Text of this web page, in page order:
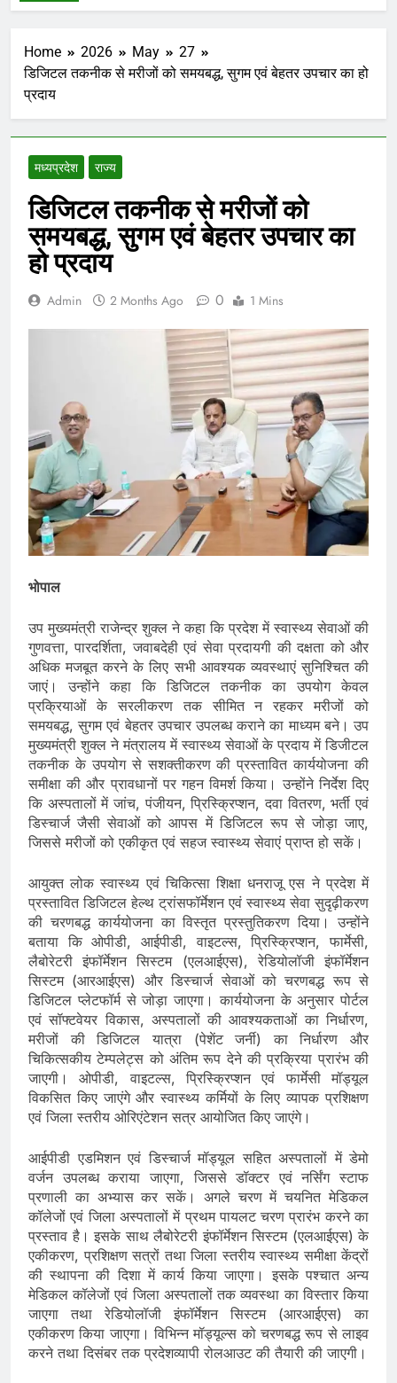
Home 2026 May
27
डिजिटल तकनीक से मरीजों को समयबद्ध, सुगम एवं बेहतर उपचार का हो
प्रदाय
मध्‍यप्रदेश राज्य
डिजिटल तकनीक से मरीजों को
समयबद्ध, सुगम एवं बेहतर उपचार का
हो प्रदाय
Admin 2 Months Ago 0 1 Mins
भोपाल
उप मुख्यमंत्री राजेन्द्र शुक्ल ने कहा कि प्रदेश में स्वास्थ्य सेवाओं की
गुणवत्ता, पारदर्शिता, जवाबदेही एवं सेवा प्रदायगी की दक्षता को और
अधिक मजबूत करने के लिए सभी आवश्यक व्यवस्थाएं सुनिश्चित की
जाएं। उन्होंने कहा कि डिजिटल तकनीक का उपयोग केवल
प्रक्रियाओं के सरलीकरण तक सीमित न रहकर मरीजों को
समयबद्ध, सुगम एवं बेहतर उपचार उपलब्ध कराने का माध्यम बने। उप
मुख्यमंत्री शुक्ल ने मंत्रालय में स्वास्थ्य सेवाओं के प्रदाय में डिजीटल
तकनीक के उपयोग से सशक्तीकरण की प्रस्तावित कार्ययोजना की
समीक्षा की और प्रावधानों पर गहन विमर्श किया। उन्होंने निर्देश दिए
कि अस्पतालों में जांच, पंजीयन, प्रिस्क्रिप्शन, दवा वितरण, भर्ती एवं
डिस्चार्ज जैसी सेवाओं को आपस में डिजिटल रूप से जोड़ा जाए,
जिससे मरीजों को एकीकृत एवं सहज स्वास्थ्य सेवाएं प्राप्त हो सकें।
आयुक्त लोक स्वास्थ्य एवं चिकित्सा शिक्षा धनराजू एस ने प्रदेश में
प्रस्तावित डिजिटल हेल्थ ट्रांसफॉर्मेशन एवं स्वास्थ्य सेवा सुदृढ़ीकरण
की चरणबद्ध कार्ययोजना का विस्तृत प्रस्तुतिकरण दिया। उन्होंने
बताया कि ओपीडी, आईपीडी, वाइटल्स, प्रिस्क्रिप्शन, फार्मेसी,
लैबोरेटरी इंफॉर्मेशन सिस्टम (एलआईएस), रेडियोलॉजी इंफॉर्मेशन
सिस्टम (आरआईएस) और डिस्चार्ज सेवाओं को चरणबद्ध रूप से
डिजिटल प्लेटफॉर्म से जोड़ा जाएगा। कार्ययोजना के अनुसार पोर्टल
एवं सॉफ्टवेयर विकास, अस्पतालों की आवश्यकताओं का निर्धारण,
मरीजों की डिजिटल यात्रा (पेशेंट जर्नी) का निर्धारण और
चिकित्सकीय टेम्पलेट्स को अंतिम रूप देने की प्रक्रिया प्रारंभ की
जाएगी। ओपीडी, वाइटल्स, प्रिस्क्रिप्शन एवं फार्मेसी मॉड्यूल
विकसित किए जाएंगे और स्वास्थ्य कर्मियों के लिए व्यापक प्रशिक्षण
एवं जिला स्तरीय ओरिएंटेशन सत्र आयोजित किए जाएंगे।
आईपीडी एडमिशन एवं डिस्चार्ज मॉड्यूल सहित अस्पतालों में डेमो
वर्जन उपलब्ध कराया जाएगा, जिससे डॉक्टर एवं नर्सिंग स्टाफ
प्रणाली का अभ्यास कर सकें। अगले चरण में चयनित मेडिकल
कॉलेजों एवं जिला अस्पतालों में प्रथम पायलट चरण प्रारंभ करने का
प्रस्ताव है। इसके साथ लैबोरेटरी इंफॉर्मेशन सिस्टम (एलआईएस) के
एकीकरण, प्रशिक्षण सत्रों तथा जिला स्तरीय स्वास्थ्य समीक्षा केंद्रों
की स्थापना की दिशा में कार्य किया जाएगा। इसके पश्चात अन्य
मेडिकल कॉलेजों एवं जिला अस्पतालों तक व्यवस्था का विस्तार किया
जाएगा तथा रेडियोलॉजी इंफॉर्मेशन सिस्टम (आरआईएस) का
एकीकरण किया जाएगा। विभिन्न मॉड्यूल्स को चरणबद्ध रूप से लाइव
करने तथा दिसंबर तक प्रदेशव्यापी रोलआउट की तैयारी की जाएगी।